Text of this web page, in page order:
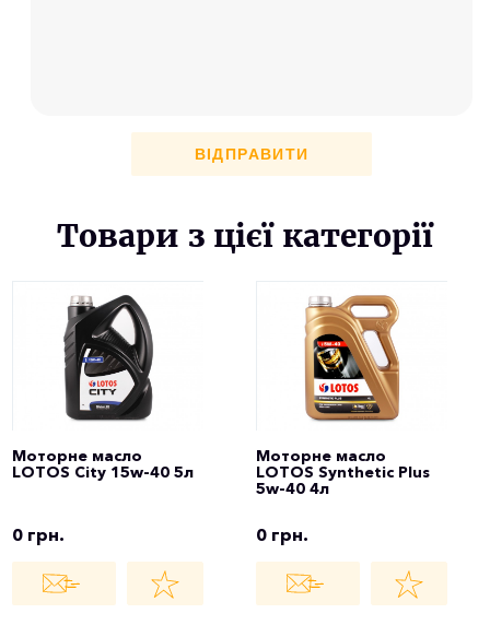
ВІДПРАВИТИ
Товари з цієї категорії
Моторне масло
LOTOS City 15w-40 5л
0 грн.
Моторне масло
LOTOS Synthetic Plus
5w-40 4л
0 грн.